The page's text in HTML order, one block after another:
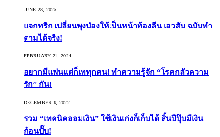
JUNE 28, 2025
แจกทริก เปลี่ยนพุงป่องให้เป็นหน้าท้องลีน เอวสับ ฉบับทำ
ตามได้จริง!
FEBRUARY 21, 2024
อยากมีแฟนแต่ก็เททุกคน! ทำความรู้จัก “โรคกลัวความ
รัก” กัน!
DECEMBER 6, 2022
รวม “เทคนิคออมเงิน” ใช้เงินเก่งก็เก็บได้ สิ้นปีปุ๊บมีเงิน
ก้อนปั๊บ!